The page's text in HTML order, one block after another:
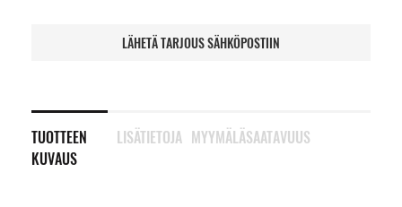
LÄHETÄ TARJOUS SÄHKÖPOSTIIN
TUOTTEEN
KUVAUS
LISÄTIETOJA MYYMÄLÄSAATAVUUS